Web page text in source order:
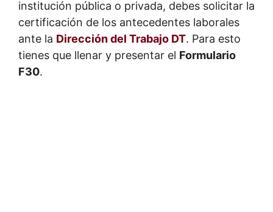
institución pública o privada, debes solicitar la
certificación de los antecedentes laborales
ante la Dirección del Trabajo DT. Para esto
tienes que llenar y presentar el Formulario
F30.